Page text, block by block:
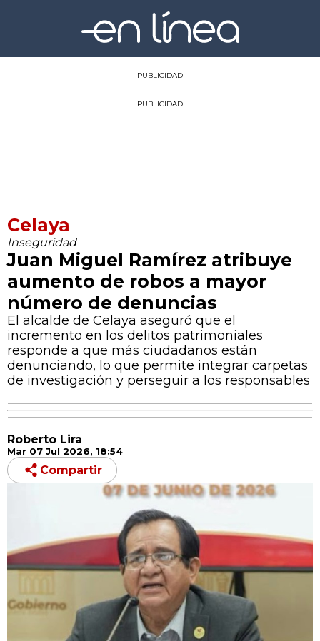
PUBLICIDAD
PUBLICIDAD
Celaya
Inseguridad
Juan Miguel Ramírez atribuye
aumento de robos a mayor
número de denuncias
El alcalde de Celaya aseguró que el
incremento en los delitos patrimoniales
responde a que más ciudadanos están
denunciando, lo que permite integrar carpetas
de investigación y perseguir a los responsables
Roberto Lira
Mar 07 Jul 2026, 18:54
Compartir